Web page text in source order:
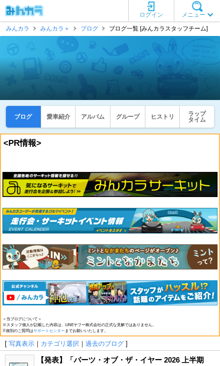
メニュー
ログイン
みんカラ
みんカラ＋ ブログ ブログ一覧 [みんカラスタッフチーム]
ブログ 愛車紹介 アルバム グループ ヒストリ
ラップ
タイム
<PR情報>
＜当ブログについて＞
※スタッフ個人が記載した内容は、LINEヤフー株式会社の正式な見解ではありません。
※個別のご質問はサポートセンターまでお願いいたします。
[ 写真表示 ｜ カテゴリ選択 ｜ 過去のブログ ]
【発表】「パーツ・オブ・ザ・イヤー 2026 上半期